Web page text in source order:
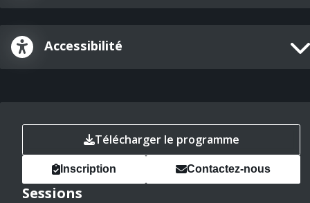
Accessibilité
Télécharger le programme
Inscription Contactez-nous
Sessions